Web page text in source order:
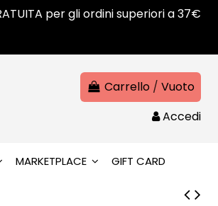
per gli ordini superiori a 37€
Carrello / Vuoto
Accedi
MARKETPLACE GIFT CARD